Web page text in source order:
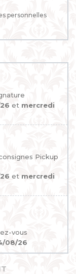
personnelles
et mercredi
Pickup
et mercredi
vous
08/26